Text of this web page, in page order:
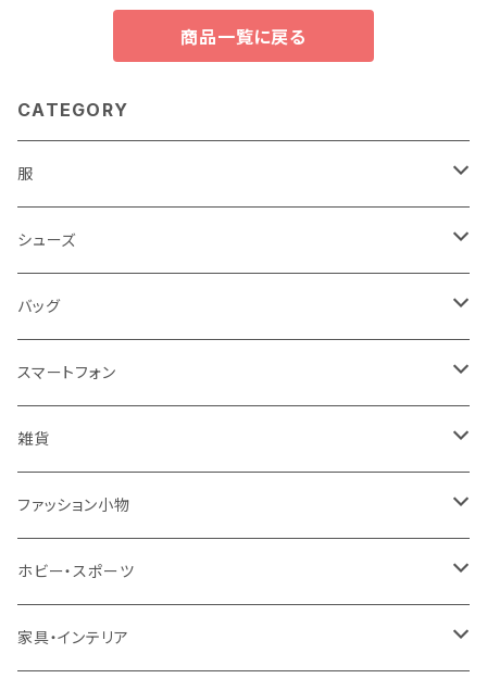
商品一覧に戻る
CATEGORY
服
レディース
トップス
コート・ジャケット
水着・オーバーウェア
メンズ
バッグ
帽子
キッズ＆ベビー
浴衣
シューズ
レディース
サンダル
スニーカー
メンズ
サンダル
キッズ＆ベビー
バッグ
レディース
メンズ
キッズ＆ベビー
スマートフォン
アクセサリ
ケース・カバー
ケーブル・アダプター
ケース
スタント
フィルム
雑貨
ガラス
タオル
キーホルダー
ファッション小物
サングラス・眼鏡
手芸・ハンドメイド用品
ホビー・スポーツ
アウトドア・キャンプ・登山
家具・インテリア